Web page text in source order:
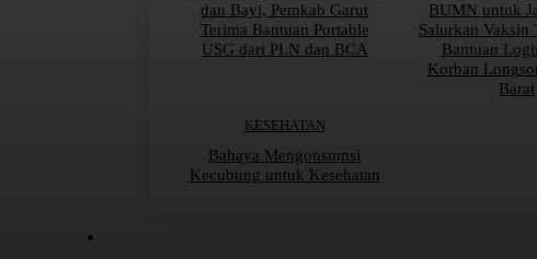
dan Bayi, Pemkab Garut
Terima Bantuan Portable
USG dari PLN dan BCA
BUMN untuk
Salurkan Vaksin
Bantuan
Korban
Barat
KESEHATAN
Bahaya Mengonsumsi
Kecubung untuk Kesehatan